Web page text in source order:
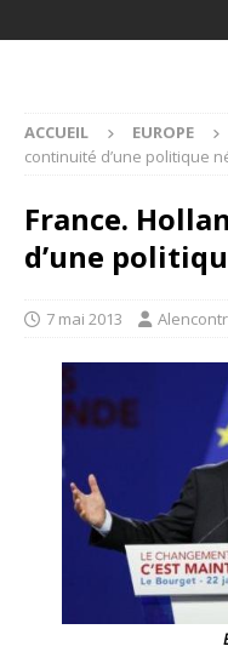
ACCUEIL EUROPE
continuité d’une politique
France.
d’une
7 mai 2013